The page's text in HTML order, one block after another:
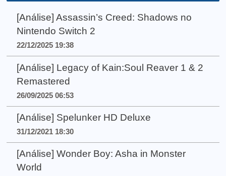
[Análise] Assassin’s Creed: Shadows no
Nintendo Switch 2
22/12/2025 19:38
[Análise] Legacy of Kain:Soul Reaver 1 & 2
Remastered
26/09/2025 06:53
[Análise] Spelunker HD Deluxe
31/12/2021 18:30
[Análise] Wonder Boy: Asha in Monster
World